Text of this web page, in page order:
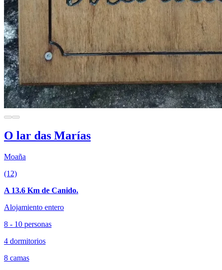
O lar das Marías
Moaña
(12)
A 13.6 Km de Canido.
Alojamiento entero
8 - 10 personas
4 dormitorios
8 camas